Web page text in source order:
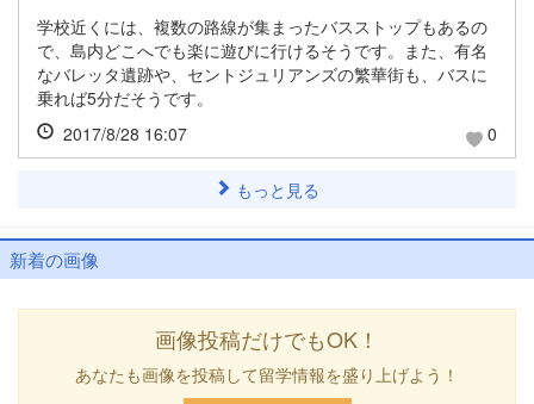
学校近くには、複数の路線が集まったバスストップもあるの
で、島内どこへでも楽に遊びに行けるそうです。また、有名
なバレッタ遺跡や、セントジュリアンズの繁華街も、バスに
乗れば5分だそうです。
2017/8/28 16:07
0
もっと見る
新着の画像
画像投稿だけでもOK！
あなたも画像を投稿して留学情報を盛り上げよう！